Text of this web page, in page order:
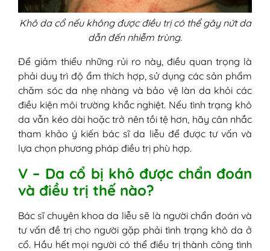
Khô da cổ nếu không được điều trị có thể gây nứt da
dẫn đến nhiễm trùng.
Để giảm thiểu những rủi ro này, điều quan trọng là
phải duy trì độ ẩm thích hợp, sử dụng các sản phẩm
chăm sóc da nhẹ nhàng và bảo vệ làn da khỏi các
điều kiện môi trường khắc nghiệt. Nếu tình trạng khô
da vẫn kéo dài hoặc trở nên tồi tệ hơn, hãy cân nhắc
tham khảo ý kiến ​​bác sĩ da liễu để được tư vấn và
lựa chọn phương pháp điều trị phù hợp.
V – Da cổ bị khô được chẩn đoán
và điều trị thế nào?
Bác sĩ chuyên khoa da liễu sẽ là người chẩn đoán và
tư vấn đề trị cho người gặp phải tình trạng khô da ở
cổ. Hầu hết mọi người có thể điều trị thành công tình